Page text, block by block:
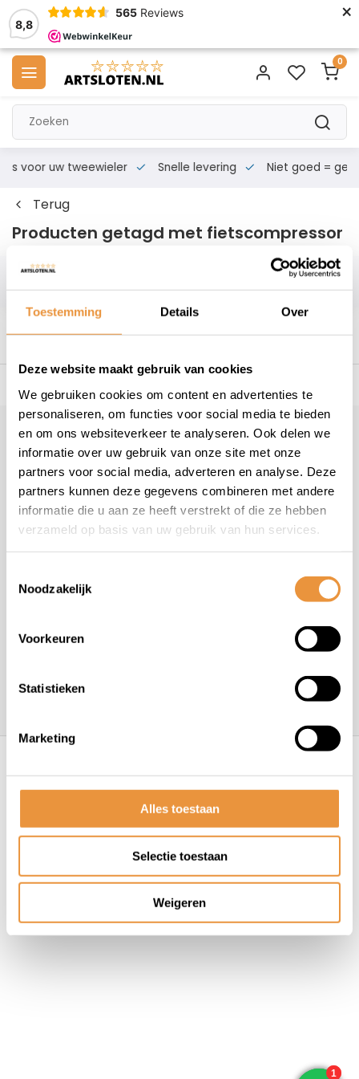
Toestemming Details Over
Deze website maakt gebruik van cookies
We gebruiken cookies om content en advertenties te
personaliseren, om functies voor social media te bieden
en om ons websiteverkeer te analyseren. Ook delen we
informatie over uw gebruik van onze site met onze
partners voor social media, adverteren en analyse. Deze
partners kunnen deze gegevens combineren met andere
informatie die u aan ze heeft verstrekt of die ze hebben
verzameld op basis van uw gebruik van hun services.
Noodzakelijk
Voorkeuren
Statistieken
Marketing
Alles toestaan
Selectie toestaan
Weigeren
8,8
565 Reviews ×
0
voor uw tweewieler Snelle levering Niet goed = geld
Terug
Producten getagd met fietscompressor
Filters
Klantenservice
Veelgestelde vragen
+31 78 780 2330
info@artsloten.nl
Algemene voorwaarden Disclaimer
Privacy
Policy
Sitemap